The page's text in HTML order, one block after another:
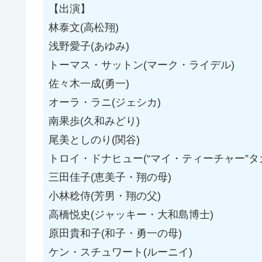
【出演】
林泰文(高松翔)
浅野愛子(あゆみ)
トーマス・サットン(マーク・ライデル)
佐々木一成(勇一)
オーラ・ラニ(ジェシカ)
南果歩(久和みどり)
尾美としのり(関谷)
トロイ・ドナヒュー(“マイ・ティーチャー”
三田佳子(恵美子・翔の母)
小林稔侍(芳男・翔の父)
高橋悦史(ジャッキー・大和島博士)
原田貴和子(和子・勇一の母)
ケン・スチュワート(ルーニイ)